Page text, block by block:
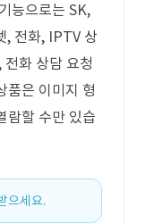
능으로는 SK,
, 전화, IPTV 상
화 상담 요청
품은 이미지 형
람할 수만 있습
으세요.